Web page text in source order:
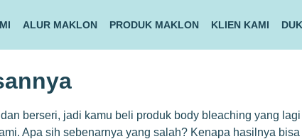
ALUR MAKLON PRODUK MAKLON KLIEN KAMI
berseri, jadi kamu beli produk body bleaching yang
Apa sih sebenarnya yang salah? Kenapa hasilnya